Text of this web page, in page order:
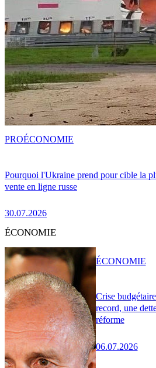
Pourquoi l'Ukraine prend pour cible la
vente en ligne russe
30.07.2026
PROÉCONOMIE
ÉCONOMIE
Crise
record, une
réforme
06.07.2026
ÉCONOMIE